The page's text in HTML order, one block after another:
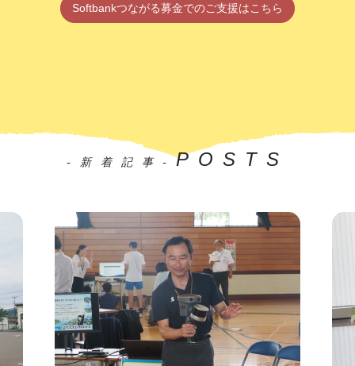
Softbankつながる募金でのご支援はこちら
-新着記事- POSTS